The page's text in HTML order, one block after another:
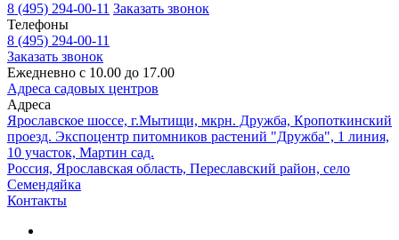
8 (495) 294-00-11 Заказать звонок
Телефоны
8 (495) 294-00-11
Заказать звонок
Ежедневно с 10.00 до 17.00
Адреса садовых центров
Адреса
Ярославское шоссе, г.Мытищи, мкрн. Дружба, Кропоткинский
проезд. Экспоцентр питомников растений "Дружба", 1 линия,
10 участок, Мартин сад.
Россия, Ярославская область, Переславский район, село
Семендяйка
Контакты